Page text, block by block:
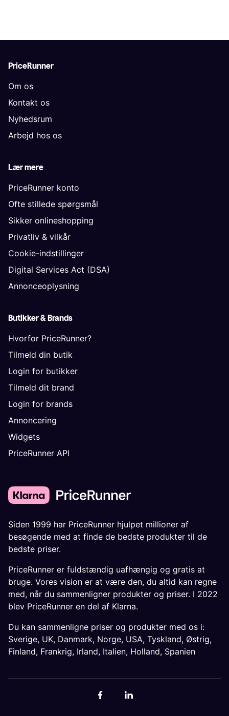
PriceRunner
Om os
Kontakt os
Nyhedsrum
Arbejd hos os
Lær mere
PriceRunner konto
Ofte stillede spørgsmål
Sikker onlineshopping
Privatliv & vilkår
Cookie-indstillinger
Digital Services Act (DSA)
Annonceoplysning
Butikker & Brands
Hvorfor PriceRunner?
Tilmeld din butik
Login for butikker
Tilmeld dit brand
Login for brands
Annoncering
Widgets
PriceRunner API
Siden 1999 har PriceRunner hjulpet millioner af
besøgende med at finde de bedste produkter til de
bedste priser.
PriceRunner er fuldstændig uafhængig og gratis at
bruge. Vores vision er at være den, du altid kan regne
med, når du sammenligner produkter og priser. I 2022
blev PriceRunner en del af Klarna.
Du kan sammenligne priser og produkter med os i:
Sverige, UK, Danmark, Norge, USA, Tyskland, Østrig,
Finland, Frankrig, Irland, Italien, Holland, Spanien